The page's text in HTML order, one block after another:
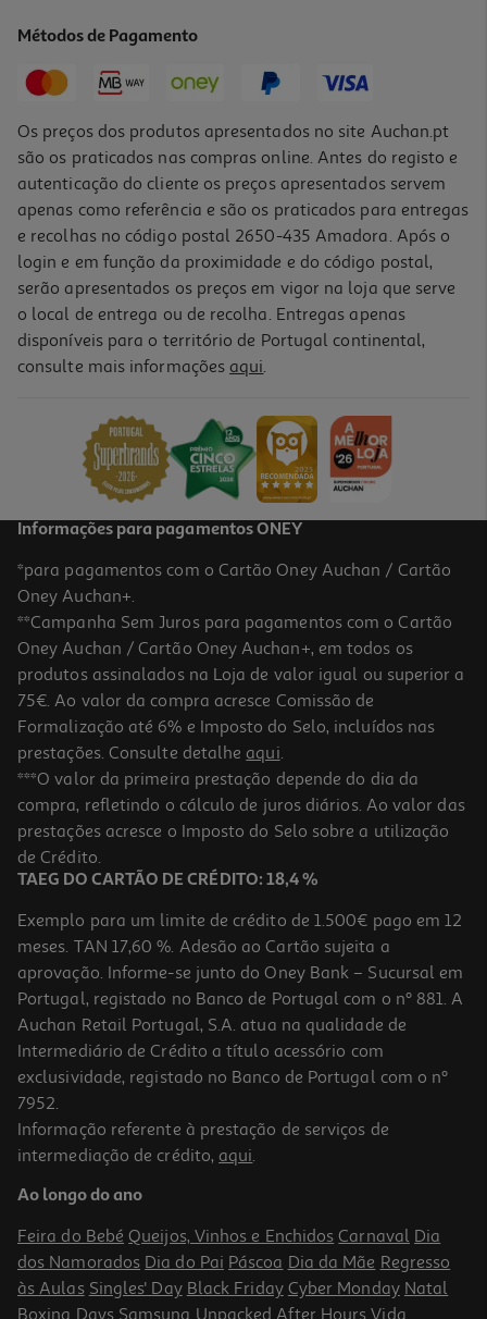
Métodos de Pagamento
Os preços dos produtos apresentados no site Auchan.pt
são os praticados nas compras online. Antes do registo e
autenticação do cliente os preços apresentados servem
apenas como referência e são os praticados para entregas
e recolhas no código postal 2650-435 Amadora. Após o
login e em função da proximidade e do código postal,
serão apresentados os preços em vigor na loja que serve
o local de entrega ou de recolha. Entregas apenas
disponíveis para o território de Portugal continental,
consulte mais informações aqui.
Informações para pagamentos ONEY
*para pagamentos com o Cartão Oney Auchan / Cartão
Oney Auchan+.
**Campanha Sem Juros para pagamentos com o Cartão
Oney Auchan / Cartão Oney Auchan+, em todos os
produtos assinalados na Loja de valor igual ou superior a
75€. Ao valor da compra acresce Comissão de
Formalização até 6% e Imposto do Selo, incluídos nas
prestações. Consulte detalhe aqui.
***O valor da primeira prestação depende do dia da
compra, refletindo o cálculo de juros diários. Ao valor das
prestações acresce o Imposto do Selo sobre a utilização
de Crédito.
TAEG DO CARTÃO DE CRÉDITO: 18,4 %
Exemplo para um limite de crédito de 1.500€ pago em 12
meses. TAN 17,60 %. Adesão ao Cartão sujeita a
aprovação. Informe-se junto do Oney Bank – Sucursal em
Portugal, registado no Banco de Portugal com o nº 881. A
Auchan Retail Portugal, S.A. atua na qualidade de
Intermediário de Crédito a título acessório com
exclusividade, registado no Banco de Portugal com o nº
7952.
Informação referente à prestação de serviços de
intermediação de crédito, aqui.
Ao longo do ano
Feira do Bebé Queijos, Vinhos e Enchidos Carnaval Dia
dos Namorados Dia do Pai Páscoa Dia da Mãe Regresso
às Aulas Singles' Day Black Friday Cyber Monday Natal
Boxing Days Samsung Unpacked After Hours Vida